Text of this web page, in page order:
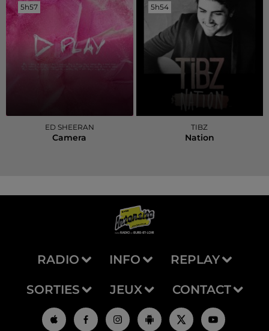
5h57
5h57
ED SHEERAN
Camera
5h54
5h54
TIBZ
Nation
RADIO INFO REPLAY
SORTIES JEUX CONTACT